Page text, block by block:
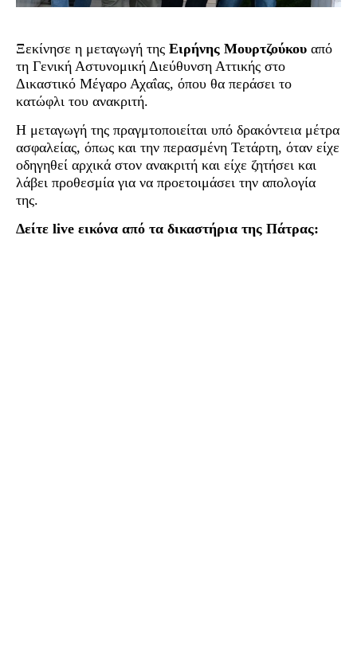
Ξεκίνησε η μεταγωγή της Ειρήνης Μουρτζούκου από
τη Γενική Αστυνομική Διεύθυνση Αττικής στο
Δικαστικό Μέγαρο Αχαΐας, όπου θα περάσει το
κατώφλι του ανακριτή.
Η μεταγωγή της πραγμτοποιείται υπό δρακόντεια μέτρα
ασφαλείας, όπως και την περασμένη Τετάρτη, όταν είχε
οδηγηθεί αρχικά στον ανακριτή και είχε ζητήσει και
λάβει προθεσμία για να προετοιμάσει την απολογία
της.
Δείτε live εικόνα από τα δικαστήρια της Πάτρας: